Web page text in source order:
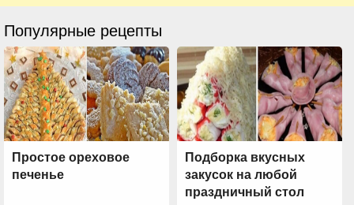
Популярные рецепты
Простое ореховое
печенье
Подборка вкусных
закусок на любой
праздничный стол